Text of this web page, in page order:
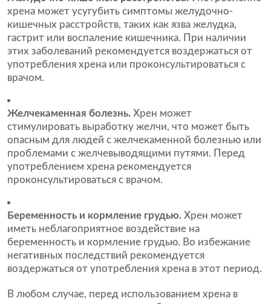
хрена может усугубить симптомы желудочно-
кишечных расстройств, таких как язва желудка,
гастрит или воспаление кишечника. При наличии
этих заболеваний рекомендуется воздержаться от
употребления хрена или проконсультироваться с
врачом.
Желчекаменная болезнь. Хрен может
стимулировать выработку желчи, что может быть
опасным для людей с желчекаменной болезнью или
проблемами с желчевыводящими путями. Перед
употреблением хрена рекомендуется
проконсультироваться с врачом.
Беременность и кормление грудью. Хрен может
иметь неблагоприятное воздействие на
беременность и кормление грудью. Во избежание
негативных последствий рекомендуется
воздержаться от употребления хрена в этот период.
В любом случае, перед использованием хрена в